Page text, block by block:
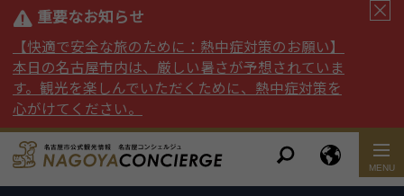
重要なお知らせ
【快適で安全な旅のために：熱中症対策のお願い】
本日の名古屋市内は、厳しい暑さが予想されていま
す。観光を楽しんでいただくために、熱中症対策を
心がけてください。